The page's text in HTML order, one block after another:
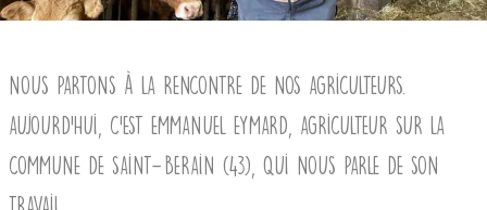
Nous partons à la rencontre de nos agriculteurs.
Aujourd’hui, c’est Emmanuel Eymard, agriculteur sur la
commune de Saint-Berain (43), qui nous parle de son
travail.